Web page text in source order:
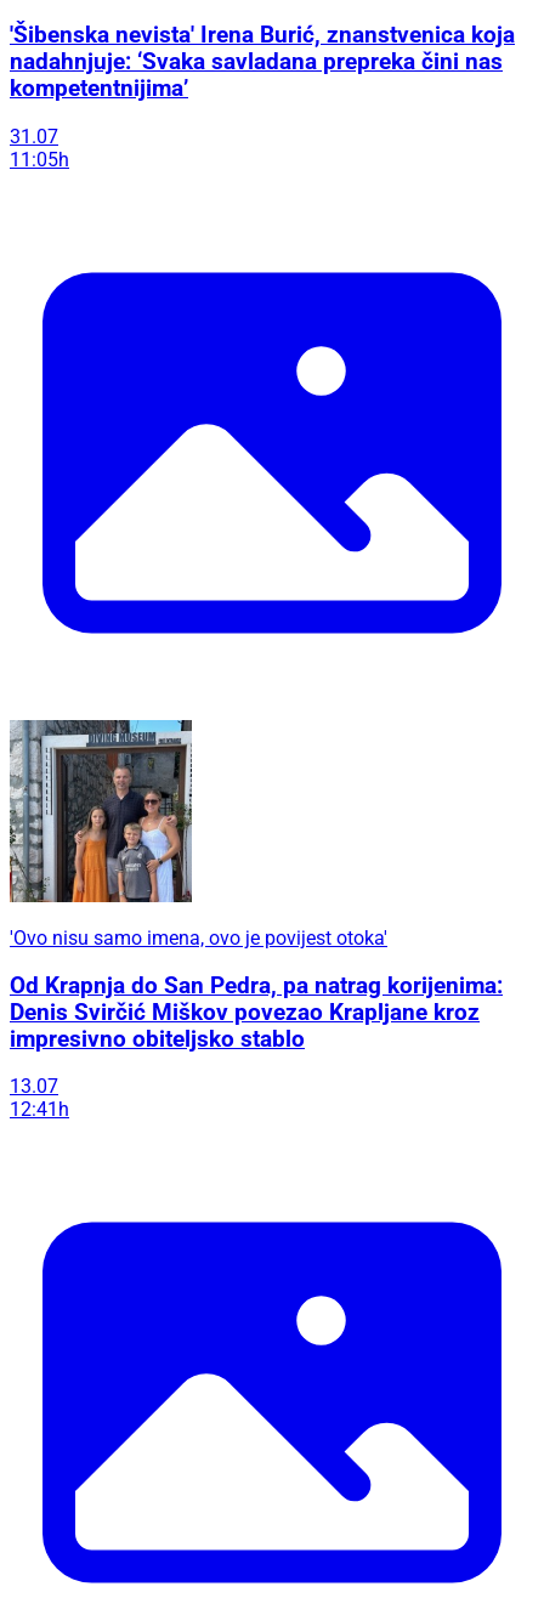
'Šibenska nevista' Irena Burić, znanstvenica koja
nadahnjuje: ‘Svaka savladana prepreka čini nas
kompetentnijima’
31.07
11:05h
'Ovo nisu samo imena, ovo je povijest otoka'
Od Krapnja do San Pedra, pa natrag korijenima:
Denis Svirčić Miškov povezao Krapljane kroz
impresivno obiteljsko stablo
13.07
12:41h